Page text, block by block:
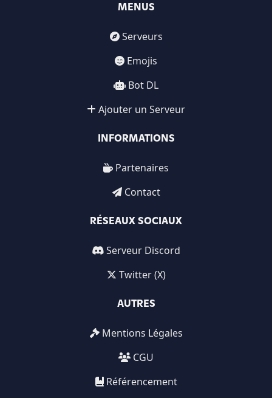
MENUS
Serveurs
Emojis
Bot DL
Ajouter un Serveur
INFORMATIONS
Partenaires
Contact
RÉSEAUX SOCIAUX
Serveur Discord
Twitter (X)
AUTRES
Mentions Légales
CGU
Référencement